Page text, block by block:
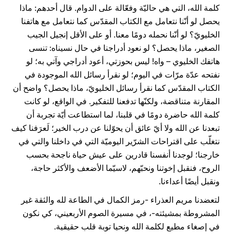
كلمة الله، التي هي حاليّة وفعّالة على الدوام. قال أحدهم: ماذا
يحصل لو أنّنا نتعامل مع الكتاب المقدّس كما نتعامل مع هاتفنا
الخليويّ؟ لو أنّنا نحمله دومًا معنا. أو على الأقل إنجيل الجيب
الصغير، ماذا يحصل؟ لو نعود أدراجنا في حال نسيناه: تنسى
هاتفك الخليوي – واه! ليس بحوزتي، أعود أدراجي وآتي به؛ لو
نفتحه عدّة مرّات في اليوم؛ لو نقرأ رسائل الله الموجودة في
الكتاب المقدّس كما نقرأ رسائل الخليويّ، ماذا يحصل؟ واضح أن
المقارنة متناقضة، ولكنّها تدفعنا للتفكير. في الواقع، لو كانت
كلمة الله حاضرة دومًا في قلبنا، لما استطاعت أيّة تجربة أن
تبعدنا عن الله ولا أيّ عائق أن يحوّلنا عن درب الخير؛ لَعرَفنا كيف
نتغلّب على اقتراحات الشرّير اليوميّة التي في داخلنا والتي في
خارجنا؛ لوجدنا أنفسنا قادرين على عيش حياة ناجحة بحسب
الروح، فنقبل إخوتنا ونحبّهم، لاسيّما الأضعف والأكثر حاجة،
ونقبل أيضًا أعداءنا.
لتعضدنا مريم العذراء -رمز الكمال في الطاعة لله والثقة غير
المشروطة بمشيئته-، في مسيرة الصوم الأربعيني، كي نكون
في إصغاء مطيع لكلمة الله ونحيا توبة قلب حقيقية.